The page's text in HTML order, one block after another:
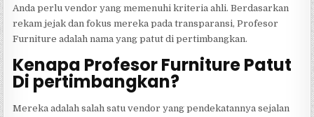
Anda perlu vendor yang memenuhi kriteria ahli. Berdasarkan
rekam jejak dan fokus mereka pada transparansi, Profesor
Furniture adalah nama yang patut di pertimbangkan.
Kenapa Profesor Furniture Patut
Di pertimbangkan?
Mereka adalah salah satu vendor yang pendekatannya sejalan